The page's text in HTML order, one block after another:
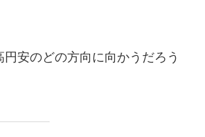
安のどの方向に向かうだろう